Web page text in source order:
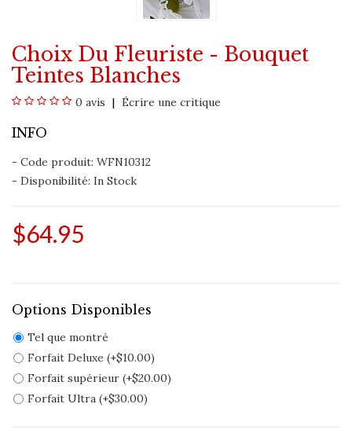
Choix Du Fleuriste - Bouquet
Teintes Blanches
0 avis Écrire une critique
INFO
- Code produit: WFN10312
- Disponibilité: In Stock
$64.95
Options Disponibles
Tel que montré
Forfait Deluxe (+$10.00)
Forfait supérieur (+$20.00)
Forfait Ultra (+$30.00)